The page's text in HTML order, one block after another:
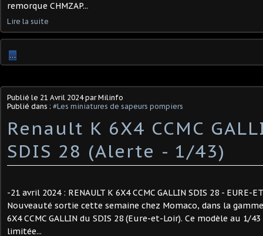
remorque CHMZAP...
Lire la suite
…
Publié le 21 Avril 2024par Milinfo
Publié dans : #Les miniatures de sapeurs pompiers
Renault K 6X4 CCMC
SDIS 28 (Alerte - 1/43) ​
-21 avril 2024 : RENAULT K 6X4 CCMC GALLIN SDIS 28 - EURE-
Nouveauté sortie cette semaine chez Momaco, dans la
6X4 CCMC GALLIN du SDIS 28 (Eure-et-Loir). Ce modèle au 1/
limitée...